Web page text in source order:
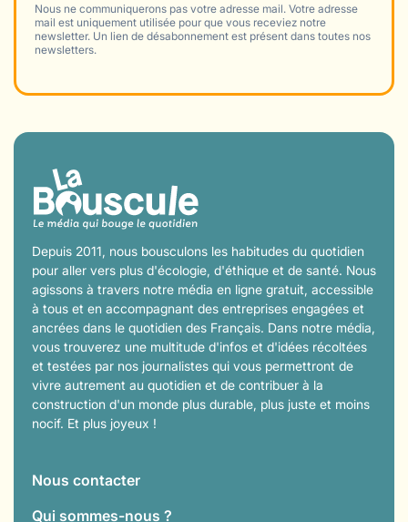
Nous ne communiquerons pas votre adresse mail. Votre adresse
mail est uniquement utilisée pour que vous receviez notre
newsletter. Un lien de désabonnement est présent dans toutes nos
newsletters.
Depuis 2011, nous bousculons les habitudes du quotidien
pour aller vers plus d'écologie, d'éthique et de santé. Nous
agissons à travers notre média en ligne gratuit, accessible
à tous et en accompagnant des entreprises engagées et
ancrées dans le quotidien des Français. Dans notre média,
vous trouverez une multitude d'infos et d'idées récoltées
et testées par nos journalistes qui vous permettront de
vivre autrement au quotidien et de contribuer à la
construction d'un monde plus durable, plus juste et moins
nocif. Et plus joyeux !
Nous contacter
Qui sommes-nous ?